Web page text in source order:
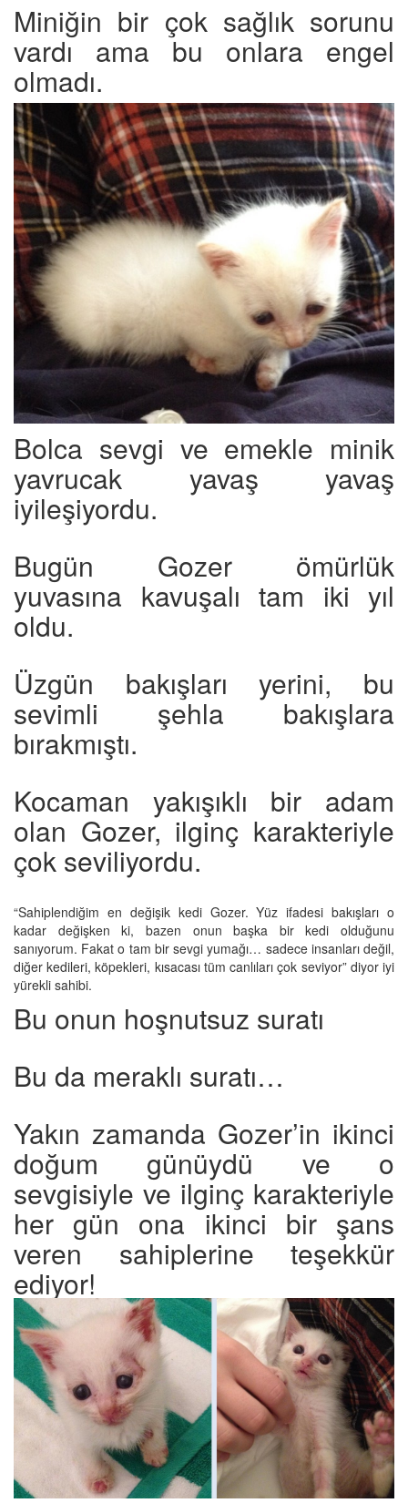
Miniğin bir çok sağlık sorunu
vardı ama bu onlara engel
olmadı.
Bolca sevgi ve emekle minik
yavrucak yavaş yavaş
iyileşiyordu.
Bugün Gozer ömürlük
yuvasına kavuşalı tam iki yıl
oldu.
Üzgün bakışları yerini, bu
sevimli şehla bakışlara
bırakmıştı.
Kocaman yakışıklı bir adam
olan Gozer, ilginç karakteriyle
çok seviliyordu.
“Sahiplendiğim en değişik kedi Gozer. Yüz ifadesi bakışları o
kadar değişken ki, bazen onun başka bir kedi olduğunu
sanıyorum. Fakat o tam bir sevgi yumağı… sadece insanları değil,
diğer kedileri, köpekleri, kısacası tüm canlıları çok seviyor” diyor iyi
yürekli sahibi.
Bu onun hoşnutsuz suratı
Bu da meraklı suratı…
Yakın zamanda Gozer’in ikinci
doğum günüydü ve o
sevgisiyle ve ilginç karakteriyle
her gün ona ikinci bir şans
veren sahiplerine teşekkür
ediyor!